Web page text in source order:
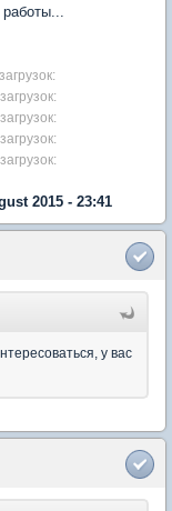
2015 - 23:41
у вас